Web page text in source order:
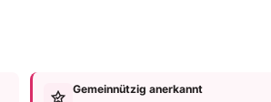
Gemeinnützig anerkannt